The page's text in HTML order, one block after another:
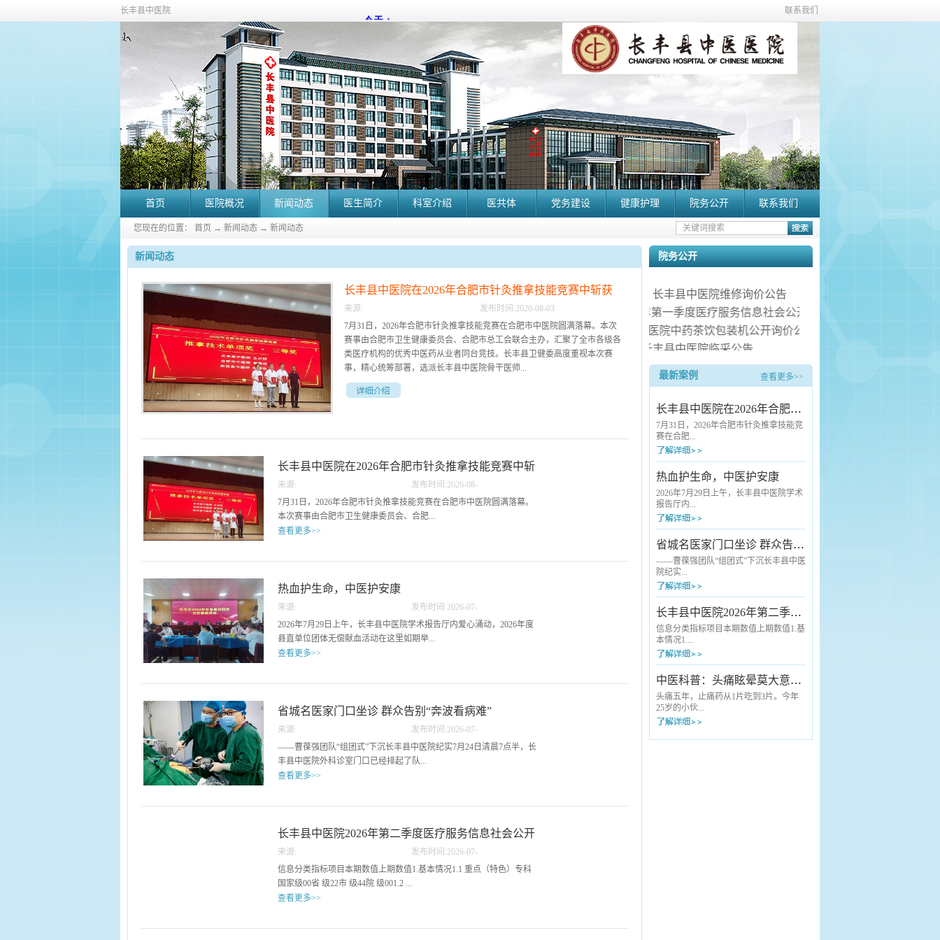
长丰县中医院 联系我们
首页 医院概况 新闻动态 医生简介 科室介绍 医共体 党务建设 健康护理 院务公开 联系我们
您现在的位置： 首页 → 新闻动态 → 新闻动态
院务公开
长丰县中医院维修询价公告
长丰县中医院2026年第一季度医疗服务信息社会公开
长丰县中医院中药茶饮包装机公开询价公告
长丰县中医院临采公告
长丰县中医院询价公告
长丰县中医院病房电热水器安装服务项目（二次） 中标候选人公示
最新案例 查看更多>>
长丰县中医院在2026年合肥市针灸推拿技能竞赛中斩获佳绩
7月31日，2026年合肥市针灸推拿技能竞
赛在合肥...
市中医院圆满落幕。本次赛事由合肥市
卫生健康委员会、合肥市总工会联合主
办，汇聚了全市各级各类医疗机构的优
秀中医药从业者同台竞技。长丰县卫健
委高度重视本次赛事，精心统筹部署，
参赛。凭借扎实的专业功底与稳定的赛
场发挥，该院选手王云朋脱颖而出，荣
获推拿技术单项奖三等奖。本次竞赛标
准严苛、考核全面，全方位检验针灸推
拿从业人员...
热血护生命，中医护安康
2026年7月29日上午，长丰县中医院学术
报告厅内...
爱心涌动，2026年度县直单位团体无偿
献血活动在这里如期举行。来自全县各
机关单位的干部职工踊跃挽袖，用热血
传递生命希望。与往年不同的是，活动
现场一抹独特的“中医绿”格外引人注目
优势，首次将人工智能（AI）中医经络
检测、中药养生代茶饮、刮痧、艾灸等
中医适宜技术科普服务搬到献血现场，
为每一位“热血英雄”送上了一份量身定...
省城名医家门口坐诊 群众告别“奔波看病难”
——曹葆强团队“组团式”下沉长丰县中医
院纪实...
7月24日清晨7点半，长丰县中医院外科
诊室门口已经排起了队。诊室里，一位
专家正耐心地询问病情、细致查体——
他就是来自安徽中医药大学第一附属医
院（省中医院）的肝胆外科主任曹葆
天都黑了，操心又费事。”这是长丰县许
多患者曾经的共同感受。但如今，这样
的“折腾”成了历史。不用跑省城，名医就
在身边“老人家，您的血压有点高，给您
调整...
长丰县中医院2026年第二季度医疗服务信息社会公开
信息分类指标项目本期数值上期数值1.基
本情况1....
1 重点（特色）专科国家级00省 级22市
级44院 级001.2 “江淮名医”人数001.3 床
医比221.4 床护比3.23.22.医疗费用2.1 门
诊患者人均医疗费用（元）
151.56148.882.2 住院患者人均医疗费用
患者单病种平均费用（见附件2）2.4 基
中医科普：头痛眩晕莫大意，可能是胆经在“报警”！
头痛五年，止痛药从1片吃到3片。今年
25岁的小伙...
子邵某洋，家住长丰县罗塘乡邵集村，
新闻动态
长丰县中医院在2026年合肥市针灸推拿技能竞赛中斩获
佳绩
来源: 发布时间:2026-08-03
7月31日，2026年合肥市针灸推拿技能竞赛在合肥市中医院圆满落幕。本次
赛事由合肥市卫生健康委员会、合肥市总工会联合主办，汇聚了全市各级各
类医疗机构的优秀中医药从业者同台竞技。长丰县卫健委高度重视本次赛
事，精心统筹部署，选派长丰县中医院骨干医师...
方位检验针灸推拿从业人员的理论素养与临床实操能力。赛事设置理论综合
经络腧穴学、刺法灸法学等核心专业内容，深度考察选手对中医药经典理论
的积累与运用能力。实操环节更是重难点突出，包含腧穴定位、毫针刺法、
练度与专业性提出了极高要求。赛场之上，王云朋展现出扎实的临床基本
功。在腧穴定位考核中，他精准定位各类穴位，清晰流畅口述主治功效，反
委的一致认可与好评。“这份荣誉是肯定更是激励。中医推拿讲究熟能生
来源。”谈及本次参赛获奖，王云朋坦言，未来会继续深耕专业，精进推拿
技艺，深耕中医药适宜技术，把所学所用融入临床，以更专业的技术服务患
者。此次获奖，充分彰显了长丰县中医院中医药人才过硬的业务能力与积极
进取的精神风貌，为全院职工树立了比学赶超的榜样。长丰县中医院相关负
长丰县中医院在2026年合肥市针灸推拿技能竞赛中斩
获佳绩
来源: 发布时间:2026-08-
03
7月31日，2026年合肥市针灸推拿技能竞赛在合肥市中医院圆满落幕。
本次赛事由合肥市卫生健康委员会、合肥...
县中医院骨干医师组建代表队参赛。凭借扎实的专业功底与稳定的赛场
发挥，该院选手王云朋脱颖而出，荣获推拿技术单项奖三等奖。本次竞
床实操能力。赛事设置理论综合闭卷笔试环节，考题覆盖中医基础理
论、中医诊断学、《黄帝内经》选读、经络腧穴学、刺法灸法学等核心
专业内容，深度考察选手对中医药经典理论的积累与运用能力。实操环
灸、刮痧等多项中医适宜技术，对选手的精准度、熟练度与专业性提出
考核中，他精准定位各类穴位，清晰流畅口述主治功效，反应敏捷、精
准无误；推拿实操环节中，他手法刚柔并济、渗透均匀，穴位选取精
准，操作流程规范娴熟，对诊疗禁忌症把控精准，专业表现获得现场评
委的一致认可与好评。“这份荣誉是肯定更是激励。中医推拿讲究熟能
底气的来源。”谈及本次参赛获奖，王云朋坦言，未来会继续深耕专
榜样。长丰县中医院相关负责人表示，下一步，将以技能竞赛为抓手，
持续完善“教、学、练、战”一体化人才培养机制，深耕中医药特色优
势，锤炼医护人员专业技能，不断提升中医药诊疗服务水平，以优质、
专业的中医药服务守护辖区群众身心健康。 ...
查看更多>>
热血护生命，中医护安康
来源: 发布时间:2026-07-
30
2026年7月29日上午，长丰县中医院学术报告厅内爱心涌动，2026年度
县直单位团体无偿献血活动在这里如期举...
县中医院充分发挥中医药特色优势，首次将人工智能（AI）中医经络
检测、中药养生代茶饮、刮痧、艾灸等中医适宜技术科普服务搬到献血
血休息区，一台搭载了人工智能技术的中医经络检测仪前吸引了不少献
血者。这是长丰县中医院今年新引进的中医现代化设备，献血者在完成
献血后，只需将手掌放置在感应区，短短几分钟，一份包含经络能量
“刚献完血，正好让‘机器人’给我把个脉。”一位刚完成献血的县直机关
有短暂波动，通过中医经络检测仪进行即时评估，能帮助献血者更直观
地了解当前身体状态。检测报告会从中医“气血阴阳”角度给出饮食、作
息及穴位保健指导，让现代科技与传统中医理念相结合，为献血后的健
康恢复提供科学参考。“您刚献完血，来喝一杯我们特制的‘补气血茶
易出现的口干、乏力等情况，药剂科特别准备了具有益气养阴、生津止
查看更多>>
省城名医家门口坐诊 群众告别“奔波看病难”
来源: 发布时间:2026-07-
24
——曹葆强团队“组团式”下沉长丰县中医院纪实7月24日清晨7点半，长
丰县中医院外科诊室门口已经排起了队...
去省城看病，起个大早，回来天都黑了，操心又费事。”这是长丰县许
多患者曾经的共同感受。但如今，这样的“折腾”成了历史。不用跑省
项检查，观察4、5天后，等指标正常了做手术，好不好？”在病房里，
76岁的蒋阿姨正要做胆囊腹腔镜手术，曹葆强主任一边听医生介绍病
情，一边躬下身子仔细检查。听到曹主任的建议，李阿姨笑着应声：
专家的患者，现在越来越多。自今年6月12日长丰县中医院与省中医院
查看更多>>
长丰县中医院2026年第二季度医疗服务信息社会公开
来源: 发布时间:2026-07-
17
信息分类指标项目本期数值上期数值1.基本情况1.1 重点（特色）专科
国家级00省 级22市 级44院 级001.2 ...
查看更多>>